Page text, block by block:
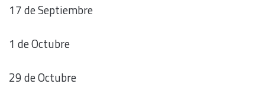
17 de Septiembre
1 de Octubre
29 de Octubre